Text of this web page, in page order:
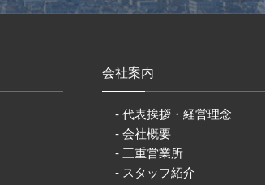
会社案内
- 代表挨拶・経営理念
- 会社概要
- 三重営業所
- スタッフ紹介